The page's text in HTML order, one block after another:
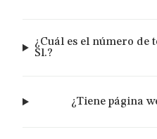
¿Cuál es el número de
Sl.?
¿Tiene página